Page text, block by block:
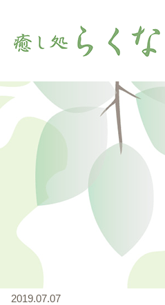
2019.07.07